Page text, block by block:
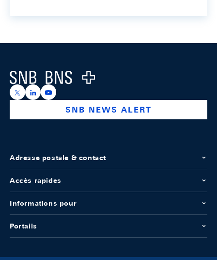
Logo
https://x.com/snb_bns
https://ch.linkedin.com/company/swiss-national-
https://www.youtube.com/@swissnationalbank
SNB NEWS ALERT
Adresse postale & contact
Accès rapides
Informations pour
Portails